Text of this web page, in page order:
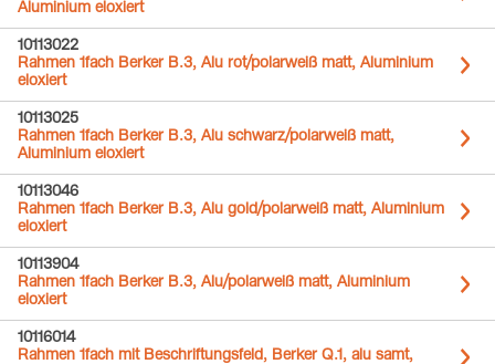
Aluminium eloxiert
10113022
Rahmen 1fach Berker B.3, Alu rot/polarweiß matt, Aluminium
eloxiert
10113025
Rahmen 1fach Berker B.3, Alu schwarz/polarweiß matt,
Aluminium eloxiert
10113046
Rahmen 1fach Berker B.3, Alu gold/polarweiß matt, Aluminium
eloxiert
10113904
Rahmen 1fach Berker B.3, Alu/polarweiß matt, Aluminium
eloxiert
10116014
Rahmen 1fach mit Beschriftungsfeld, Berker Q.1, alu samt,